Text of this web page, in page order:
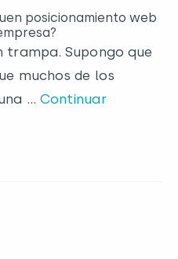
posicionamiento web
trampa. Supongo que
muchos de los
… Continuar